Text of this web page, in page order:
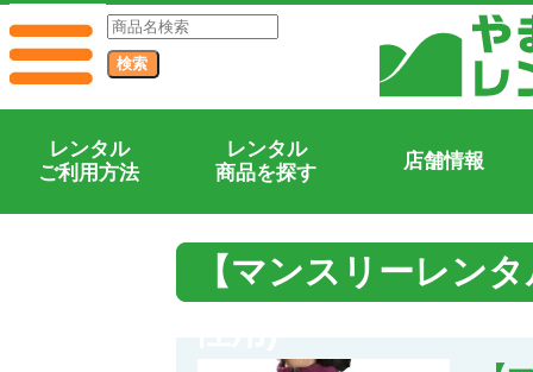
レンタル
ご利用方法
レンタル
商品を探す
店舗情報
【マンスリーレン